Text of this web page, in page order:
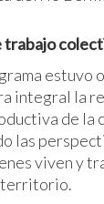
trabajo
estuvo
integral la
de la
las
viven y
territorio.